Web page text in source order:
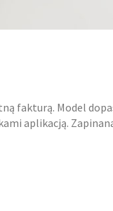
fakturą. Model
aplikacją.